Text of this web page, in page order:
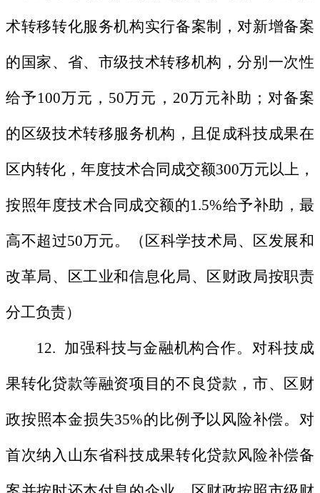
术转移转化服务机构实行备案制，对新增备案
的国家、省、市级技术转移机构，分别一次性
给予100万元，50万元，20万元补助；对备案
的区级技术转移服务机构，且促成科技成果在
区内转化，年度技术合同成交额300万元以上，
按照年度技术合同成交额的1.5%给予补助，最
高不超过50万元。（区科学技术局、区发展和
改革局、区工业和信息化局、区财政局按职责
分工负责）
12. 加强科技与金融机构合作。对科技成
果转化贷款等融资项目的不良贷款，市、区财
政按照本金损失35%的比例予以风险补偿。对
首次纳入山东省科技成果转化贷款风险补偿备